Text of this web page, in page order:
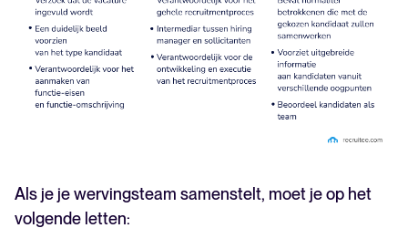
Als je je wervingsteam samenstelt, moet je op het
volgende letten: